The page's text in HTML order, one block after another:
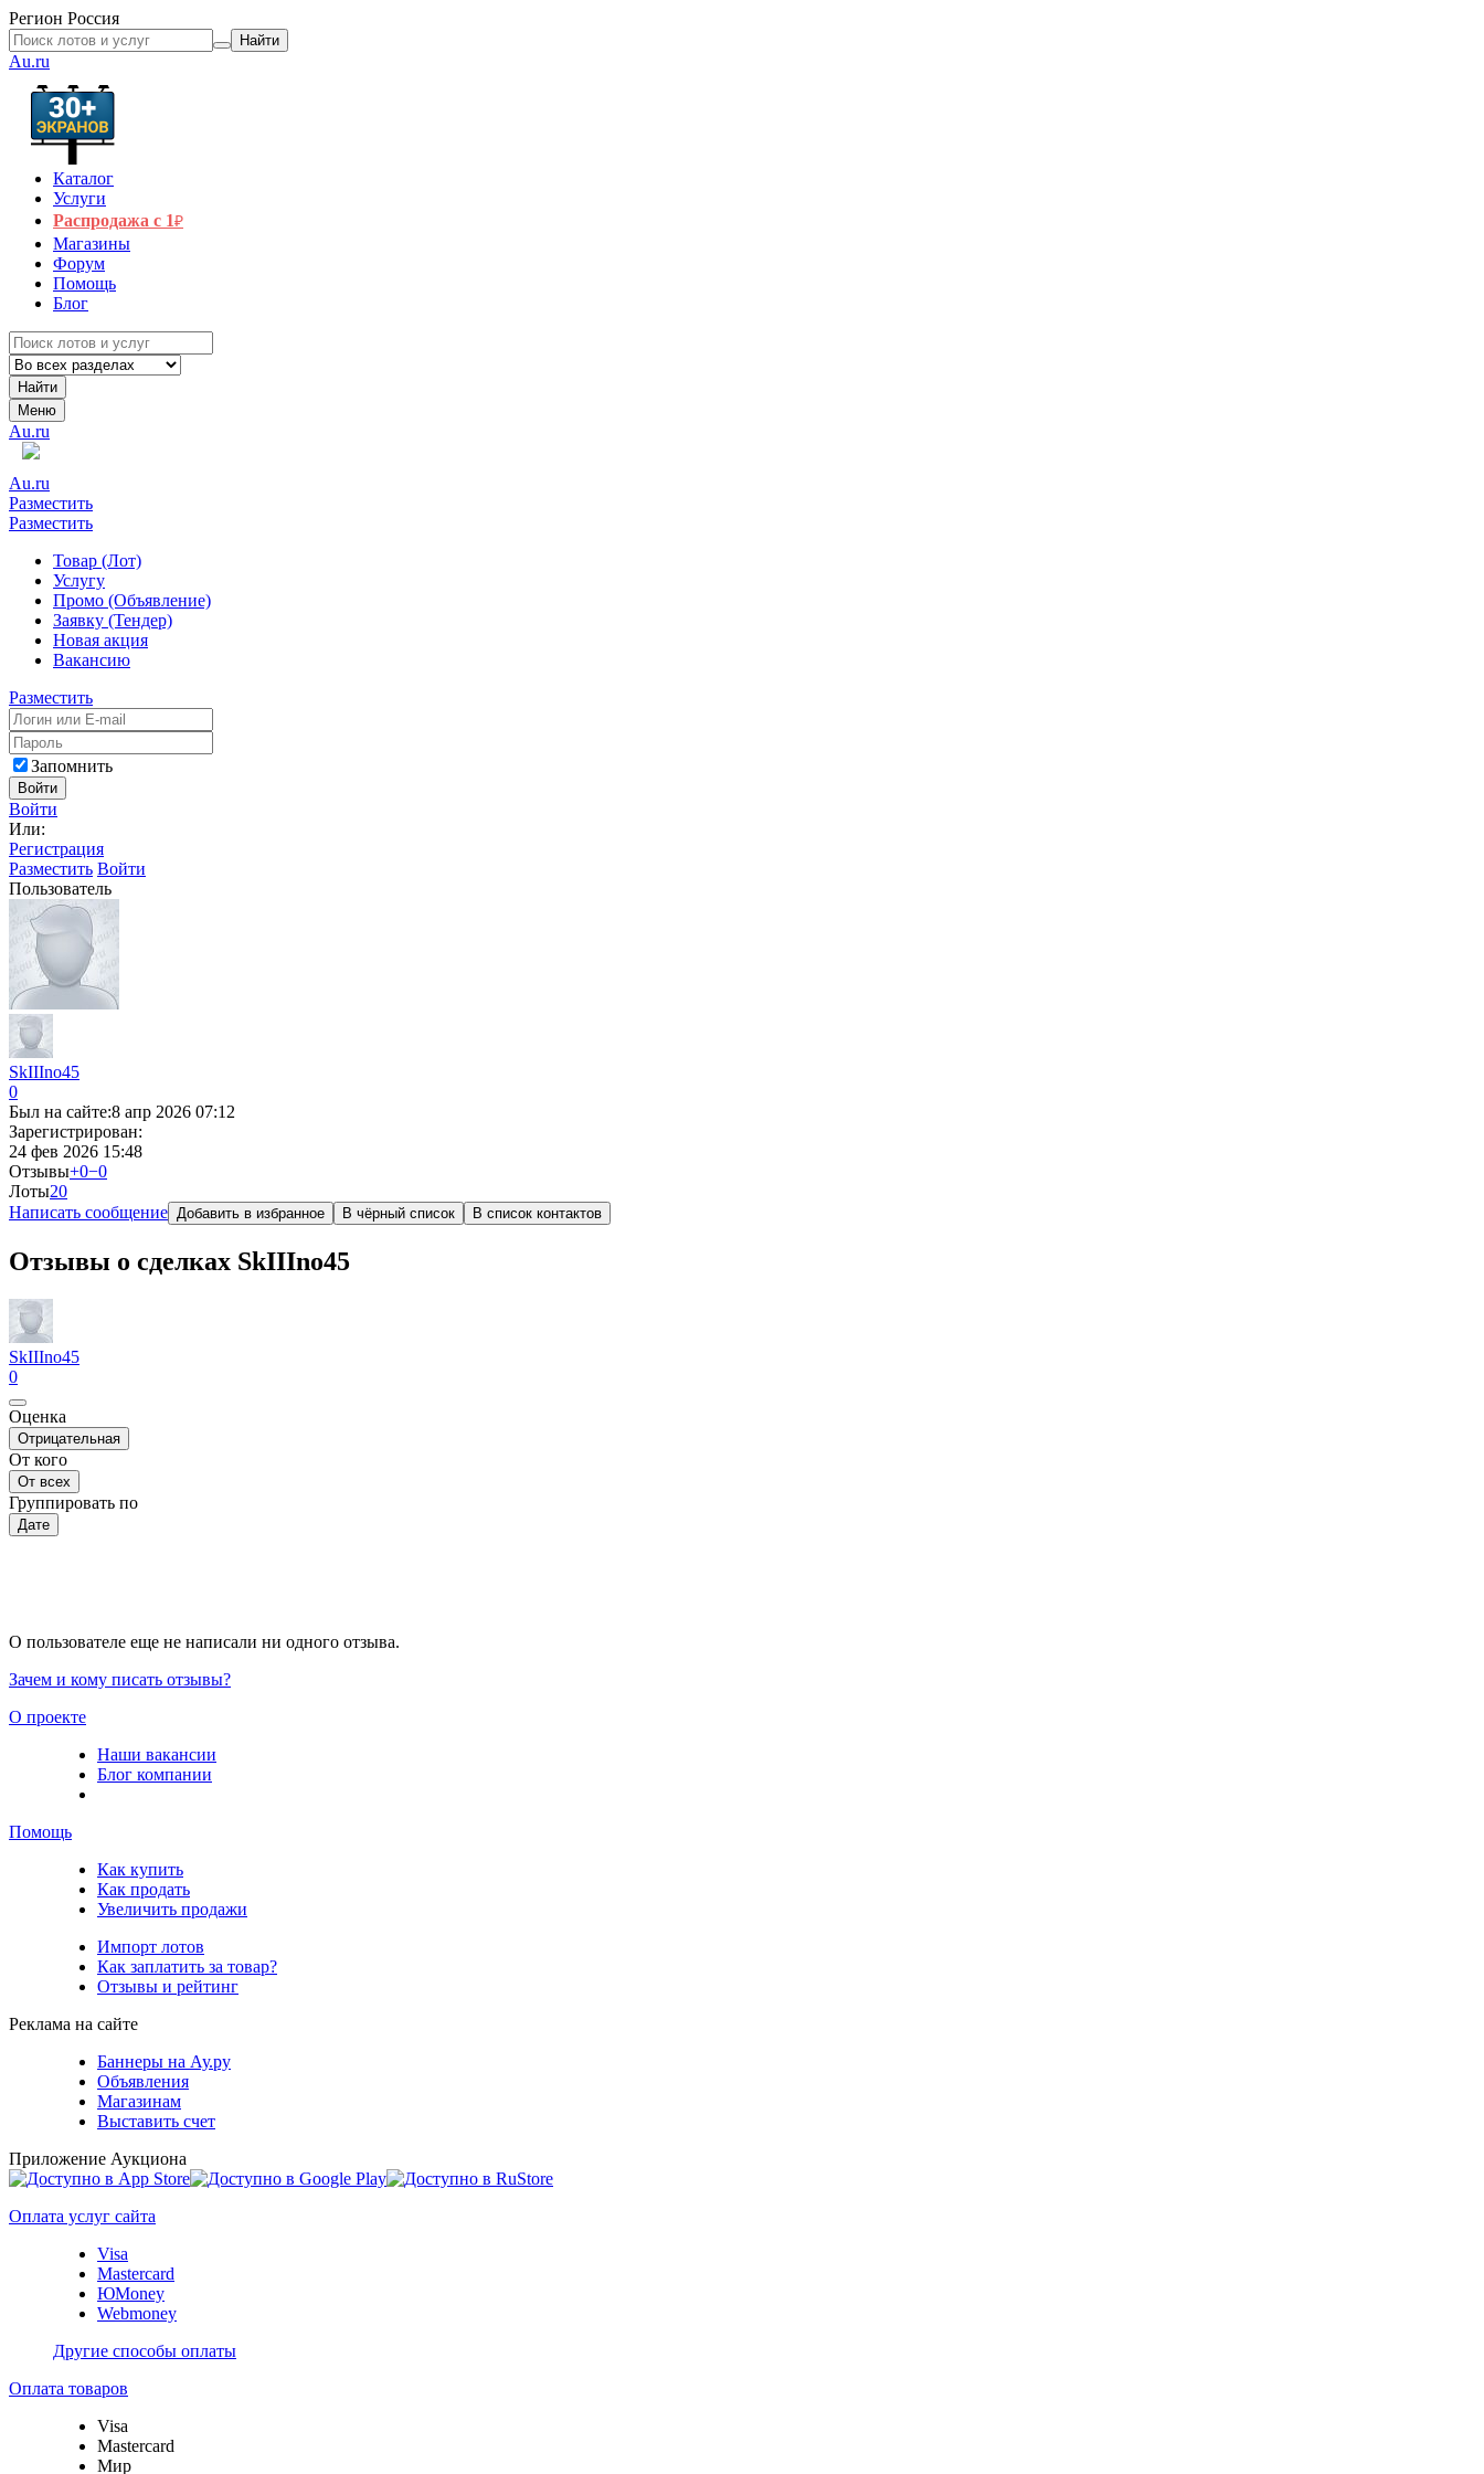
Регион Россия
Найти
Au.ru
Каталог
Услуги
Распродажа с 1₽
Магазины
Форум
Помощь
Блог
Найти
Меню
Au.ru
Au.ru
Разместить
Разместить
Товар (Лот)
Услугу
Промо (Объявление)
Заявку (Тендер)
Новая акция
Вакансию
Разместить
Запомнить
Войти
Войти
Или:
Регистрация
Разместить Войти
Пользователь
SkIIIno45
0
Был на сайте:8 апр 2026 07:12
Зарегистрирован:
24 фев 2026 15:48
Отзывы+0−0
Лоты20
Написать сообщение Добавить в избранное В чёрный список В список контактов
Отзывы о сделках SkIIIno45
SkIIIno45
0
Оценка
Отрицательная
От кого
От всех
Группировать по
Дате
О пользователе еще не написали ни одного отзыва.
Зачем и кому писать отзывы?
О проекте
Наши вакансии
Блог компании
Помощь
Как купить
Как продать
Увеличить продажи
Импорт лотов
Как заплатить за товар?
Отзывы и рейтинг
Реклама на сайте
Баннеры на Ау.ру
Объявления
Магазинам
Выставить счет
Приложение Аукциона
Оплата услуг сайта
Visa
Mastercard
ЮMoney
Webmoney
Другие способы оплаты
Оплата товаров
Visa
Mastercard
Мир